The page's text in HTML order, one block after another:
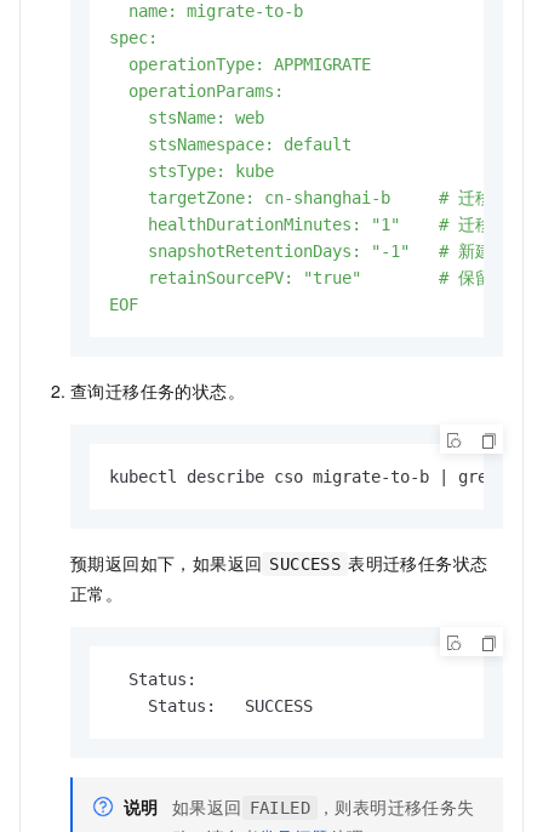
  name: migrate-to-b
spec:
  operationType: APPMIGRATE
  operationParams:
    stsName: web
    stsNamespace: default
    stsType: kube
targetZone: cn-shanghai-b     # 迁移到的目
healthDurationMinutes: "1"    # 迁移完成后
snapshotRetentionDays: "-1"   # 新建的快照
retainSourcePV: "true"        # 保留原可用
EOF
查询迁移任务的状态。
kubectl describe cso migrate-to-b | grep
预期返回如下，如果返回 SUCCESS 表明迁移任务状态
正常。
  Status:
    Status:   SUCCESS
说明 如果返回 FAILED
，则表明迁移任务失